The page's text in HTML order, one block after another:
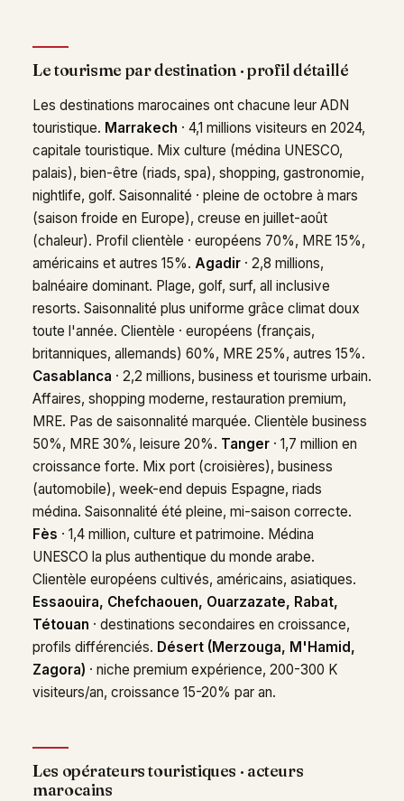
Le tourisme par destination · profil détaillé
Les destinations marocaines ont chacune leur ADN
touristique. Marrakech · 4,1 millions visiteurs en 2024,
capitale touristique. Mix culture (médina UNESCO,
palais), bien-être (riads, spa), shopping, gastronomie,
nightlife, golf. Saisonnalité · pleine de octobre à mars
(saison froide en Europe), creuse en juillet-août
(chaleur). Profil clientèle · européens 70%, MRE 15%,
américains et autres 15%. Agadir · 2,8 millions,
balnéaire dominant. Plage, golf, surf, all inclusive
resorts. Saisonnalité plus uniforme grâce climat doux
toute l'année. Clientèle · européens (français,
britanniques, allemands) 60%, MRE 25%, autres 15%.
Casablanca · 2,2 millions, business et tourisme urbain.
Affaires, shopping moderne, restauration premium,
MRE. Pas de saisonnalité marquée. Clientèle business
50%, MRE 30%, leisure 20%. Tanger · 1,7 million en
croissance forte. Mix port (croisières), business
(automobile), week-end depuis Espagne, riads
médina. Saisonnalité été pleine, mi-saison correcte.
Fès · 1,4 million, culture et patrimoine. Médina
UNESCO la plus authentique du monde arabe.
Clientèle européens cultivés, américains, asiatiques.
Essaouira, Chefchaouen, Ouarzazate, Rabat,
Tétouan · destinations secondaires en croissance,
profils différenciés. Désert (Merzouga, M'Hamid,
Zagora) · niche premium expérience, 200-300 K
visiteurs/an, croissance 15-20% par an.
Les opérateurs touristiques · acteurs
marocains